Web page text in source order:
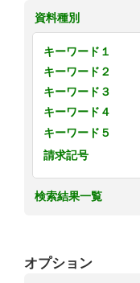
資料種別
キーワード１
キーワード２
キーワード３
キーワード４
キーワード５
請求記号
検索結果一覧
オプション